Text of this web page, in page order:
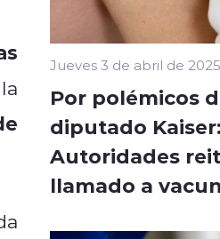
Jueves 3 de abril de 2025
Por polémicos
diputado Kaiser:
Autoridades
llamado a